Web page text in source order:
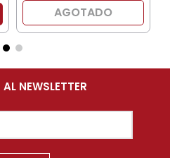
AGOTADO
NEWSLETTER